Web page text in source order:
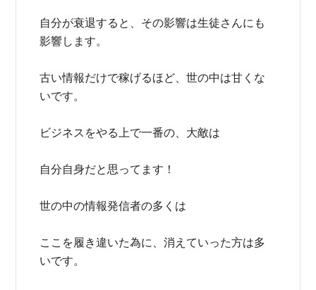
自分が衰退すると、その影響は生徒さんにも
影響します。
古い情報だけで稼げるほど、世の中は甘くな
いです。
ビジネスをやる上で一番の、大敵は
自分自身だと思ってます！
世の中の情報発信者の多くは
ここを履き違いた為に、消えていった方は多
いです。